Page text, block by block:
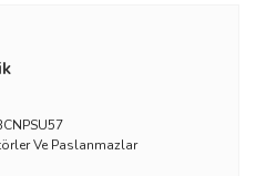
Ve Paslanmazlar